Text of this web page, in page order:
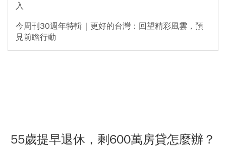
入
今周刊30週年特輯｜更好的台灣：回望精彩風雲，預
見前瞻行動
55歲提早退休，剩600萬房貸怎麼辦？